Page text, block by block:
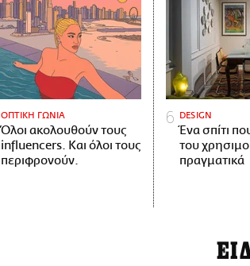
ΟΠΤΙΚΗ ΓΩΝΙΑ
Όλοι ακολουθούν τους
influencers. Και όλοι τους
περιφρονούν.
DESIGN
Ένα σπίτι
του
πραγματικά